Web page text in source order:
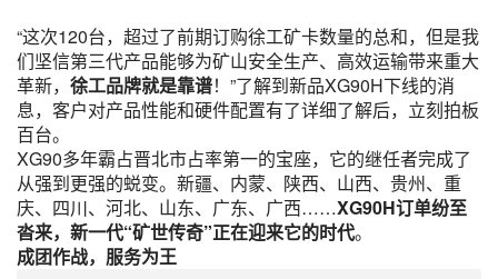
“这次120台，超过了前期订购徐工矿卡数量的总和，但是我
们坚信第三代产品能够为矿山安全生产、高效运输带来重大
革新， 徐工品牌就是靠谱！”了解到新品XG90H下线的消
息，客户对产品性能和硬件配置有了详细了解后，立刻拍板
百台。
XG90多年霸占晋北市占率第一的宝座，它的继任者完成了
从强到更强的蜕变。新疆、内蒙、陕西、山西、贵州、重
庆、四川、河北、山东、广东、广西……XG90H订单纷至
沓来，新一代“矿世传奇”正在迎来它的时代。
成团作战，服务为王